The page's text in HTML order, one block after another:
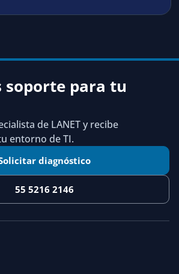
soporte para tu
de LANET y recibe
entorno de TI.
diagnóstico
55 5216 2146